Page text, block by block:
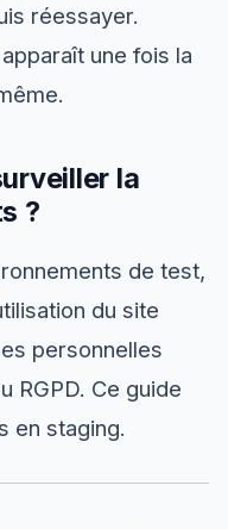
réessayer.
une fois la
la
?
de test,
du site
personnelles
RGPD. Ce guide
en staging.